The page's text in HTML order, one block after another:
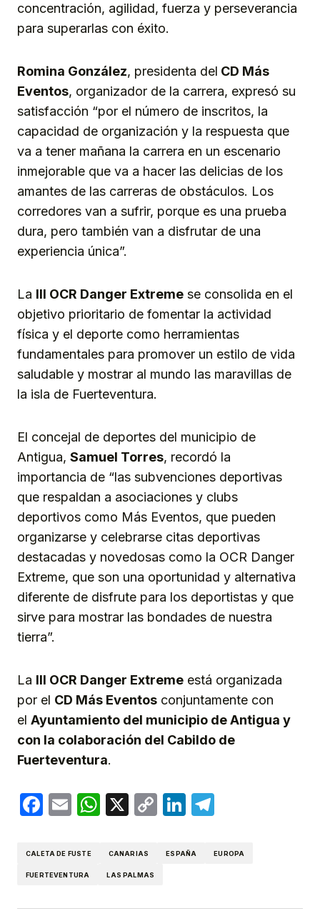
concentración, agilidad, fuerza y perseverancia
para superarlas con éxito.
Romina González, presidenta del CD Más
Eventos, organizador de la carrera, expresó su
satisfacción “por el número de inscritos, la
capacidad de organización y la respuesta que
va a tener mañana la carrera en un escenario
inmejorable que va a hacer las delicias de los
amantes de las carreras de obstáculos. Los
corredores van a sufrir, porque es una prueba
dura, pero también van a disfrutar de una
experiencia única”.
La III OCR Danger Extreme se consolida en el
objetivo prioritario de fomentar la actividad
física y el deporte como herramientas
fundamentales para promover un estilo de vida
saludable y mostrar al mundo las maravillas de
la isla de Fuerteventura.
El concejal de deportes del municipio de
Antigua, Samuel Torres, recordó la
importancia de “las subvenciones deportivas
que respaldan a asociaciones y clubs
deportivos como Más Eventos, que pueden
organizarse y celebrarse citas deportivas
destacadas y novedosas como la OCR Danger
Extreme, que son una oportunidad y alternativa
diferente de disfrute para los deportistas y que
sirve para mostrar las bondades de nuestra
tierra”.
La III OCR Danger Extreme está organizada
por el CD Más Eventos conjuntamente con
el Ayuntamiento del municipio deAntigua y
con la colaboración del Cabildo de
Fuerteventura.
Facebook
EmailWhatsApp
X
CopyLinkedIn
CALETA DE FUSTE CANARIAS ESPAÑA EUROPA
FUERTEVENTURA LAS PALMAS